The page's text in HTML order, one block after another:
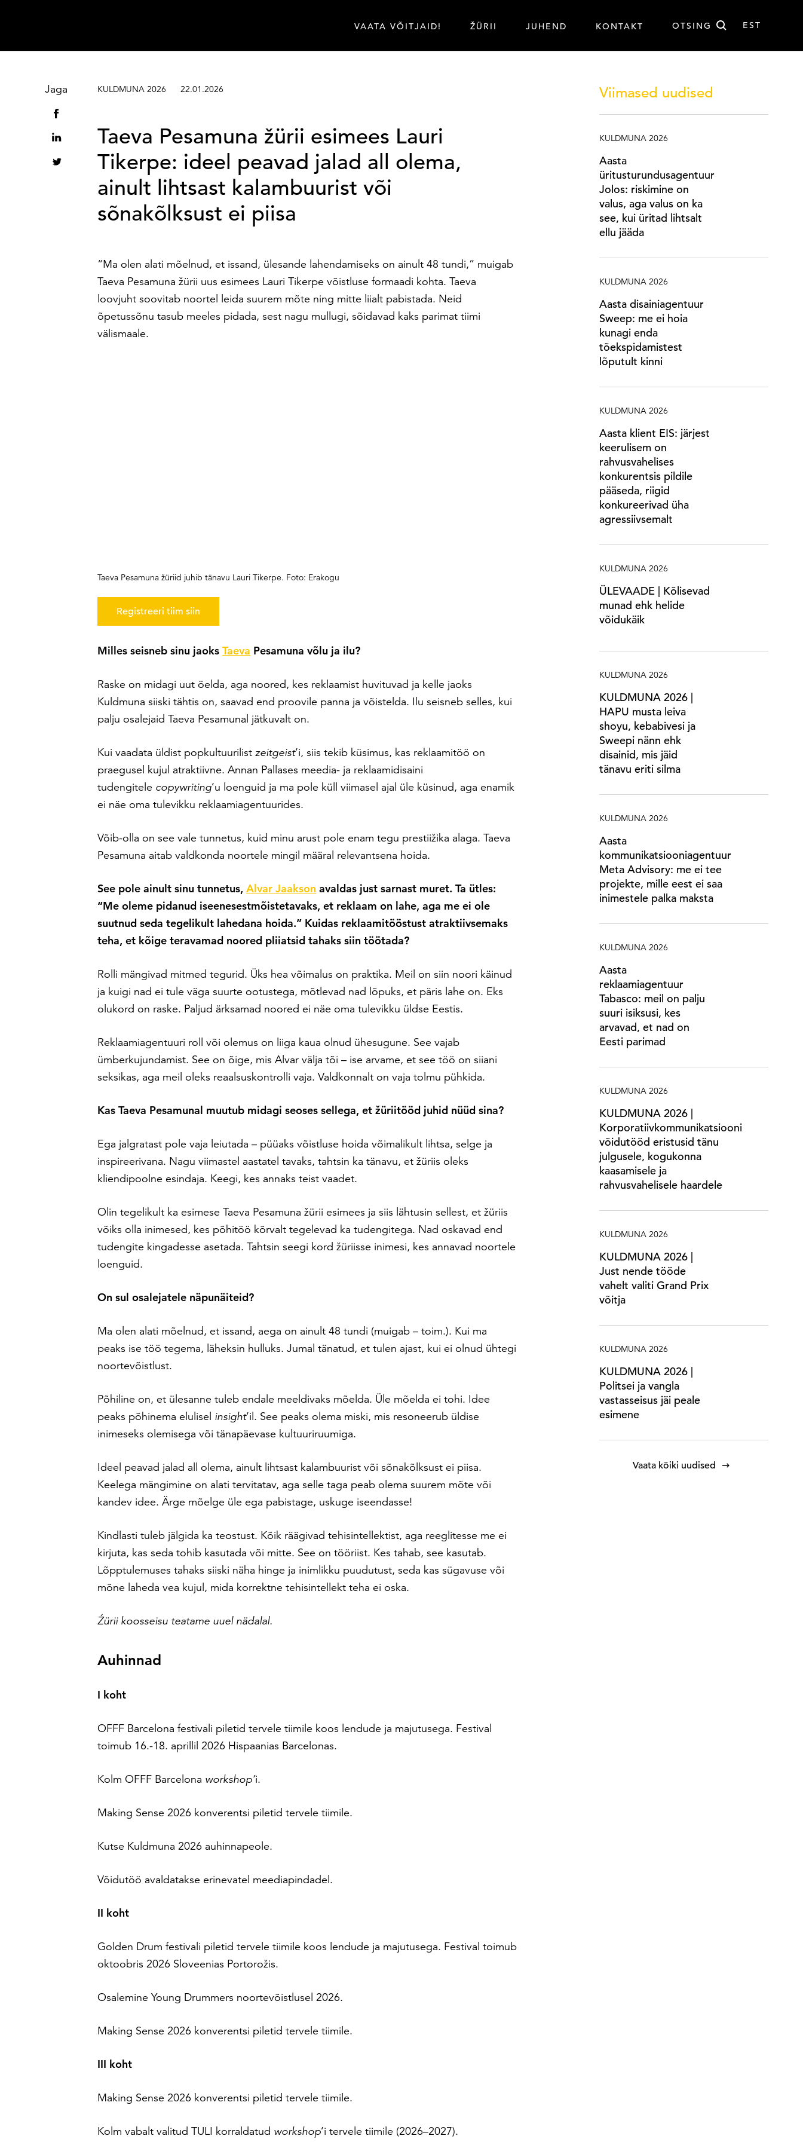
VAATA VÕITJAID! ŽÜRII JUHEND KONTAKT OTSING EST
Otsi
KULDMUNA 2026 22.01.2026
Taeva Pesamuna žürii esimees Lauri
Tikerpe: ideel peavad jalad all olema,
ainult lihtsast kalambuurist või
sõnakõlksust ei piisa
“Ma olen alati mõelnud, et issand, ülesande lahendamiseks on ainult 48 tundi,” muigab
Taeva Pesamuna žürii uus esimees Lauri Tikerpe võistluse formaadi kohta. Taeva
loovjuht soovitab noortel leida suurem mõte ning mitte liialt pabistada. Neid
õpetussõnu tasub meeles pidada, sest nagu mullugi, sõidavad kaks parimat tiimi
välismaale.
Taeva Pesamuna žüriid juhib tänavu Lauri Tikerpe. Foto: Erakogu
Registreeri tiim siin
Milles seisneb sinu jaoks Taeva Pesamuna võlu ja ilu?
Raske on midagi uut öelda, aga noored, kes reklaamist huvituvad ja kelle jaoks
Kuldmuna siiski tähtis on, saavad end proovile panna ja võistelda. Ilu seisneb selles, kui
palju osalejaid Taeva Pesamunal jätkuvalt on.
Kui vaadata üldist popkultuurilist zeitgeist’i, siis tekib küsimus, kas reklaamitöö on
praegusel kujul atraktiivne. Annan Pallases meedia- ja reklaamidisaini
tudengitele copywriting’u loenguid ja ma pole küll viimasel ajal üle küsinud, aga enamik
ei näe oma tulevikku reklaamiagentuurides.
Võib-olla on see vale tunnetus, kuid minu arust pole enam tegu prestiižika alaga. Taeva
Pesamuna aitab valdkonda noortele mingil määral relevantsena hoida.
See pole ainult sinu tunnetus, Alvar Jaaksonavaldas just sarnast muret. Ta ütles:
“Me oleme pidanud iseenesestmõistetavaks, et reklaam on lahe, aga me ei ole
suutnud seda tegelikult lahedana hoida.” Kuidas reklaamitööstust atraktiivsemaks
teha, et kõige teravamad noored pliiatsid tahaks siin töötada?
Rolli mängivad mitmed tegurid. Üks hea võimalus on praktika. Meil on siin noori käinud
ja kuigi nad ei tule väga suurte ootustega, mõtlevad nad lõpuks, et päris lahe on. Eks
olukord on raske. Paljud ärksamad noored ei näe oma tulevikku üldse Eestis.
Reklaamiagentuuri roll või olemus on liiga kaua olnud ühesugune. See vajab
ümberkujundamist. See on õige, mis Alvar välja tõi – ise arvame, et see töö on siiani
seksikas, aga meil oleks reaalsuskontrolli vaja. Valdkonnalt on vaja tolmu pühkida.
Kas Taeva Pesamunal muutub midagi seoses sellega, et žüriitööd juhid nüüd sina?
Ega jalgratast pole vaja leiutada – püüaks võistluse hoida võimalikult lihtsa, selge ja
inspireerivana. Nagu viimastel aastatel tavaks, tahtsin ka tänavu, et žüriis oleks
kliendipoolne esindaja. Keegi, kes annaks teist vaadet.
Olin tegelikult ka esimese Taeva Pesamuna žürii esimees ja siis lähtusin sellest, et žüriis
võiks olla inimesed, kes põhitöö kõrvalt tegelevad ka tudengitega. Nad oskavad end
tudengite kingadesse asetada. Tahtsin seegi kord žüriisse inimesi, kes annavad noortele
loenguid.
On sul osalejatele näpunäiteid?
Ma olen alati mõelnud, et issand, aega on ainult 48 tundi (muigab – toim.). Kui ma
peaks ise töö tegema, läheksin hulluks. Jumal tänatud, et tulen ajast, kui ei olnud ühtegi
noortevõistlust.
Põhiline on, et ülesanne tuleb endale meeldivaks mõelda. Üle mõelda ei tohi. Idee
peaks põhinema elulisel insight’il. See peaks olema miski, mis resoneerub üldise
inimeseks olemisega või tänapäevase kultuuriruumiga.
Ideel peavad jalad all olema, ainult lihtsast kalambuurist või sõnakõlksust ei piisa.
Keelega mängimine on alati tervitatav, aga selle taga peab olema suurem mõte või
kandev idee. Ärge mõelge üle ega pabistage, uskuge iseendasse!
Kindlasti tuleb jälgida ka teostust. Kõik räägivad tehisintellektist, aga reeglitesse me ei
kirjuta, kas seda tohib kasutada või mitte. See on tööriist. Kes tahab, see kasutab.
Lõpptulemuses tahaks siiski näha hinge ja inimlikku puudutust, seda kas sügavuse või
mõne laheda vea kujul, mida korrektne tehisintellekt teha ei oska.
Źürii koosseisu teatame uuel nädalal.
Auhinnad
I koht
OFFF Barcelona festivali piletid tervele tiimile koos lendude ja majutusega. Festival
toimub 16.-18. aprillil 2026 Hispaanias Barcelonas.
Kolm OFFF Barcelona workshop’i.
Making Sense 2026 konverentsi piletid tervele tiimile.
Kutse Kuldmuna 2026 auhinnapeole.
Võidutöö avaldatakse erinevatel meediapindadel.
II koht
Golden Drum festivali piletid tervele tiimile koos lendude ja majutusega. Festival toimub
oktoobris 2026 Sloveenias Portorožis.
Osalemine Young Drummers noortevõistlusel 2026.
Making Sense 2026 konverentsi piletid tervele tiimile.
III koht
Making Sense 2026 konverentsi piletid tervele tiimile.
Kolm vabalt valitud TULI korraldatud workshop’i tervele tiimile (2026–2027).
Jaga Viimased uudised
KULDMUNA 2026
Aasta
üritusturundusagentuur
Jolos: riskimine on
valus, aga valus on ka
see, kui üritad lihtsalt
ellu jääda
KULDMUNA 2026
Aasta disainiagentuur
Sweep: me ei hoia
kunagi enda
tõekspidamistest
lõputult kinni
KULDMUNA 2026
Aasta klient EIS: järjest
keerulisem on
rahvusvahelises
konkurentsis pildile
pääseda, riigid
konkureerivad üha
agressiivsemalt
KULDMUNA 2026
ÜLEVAADE | Kõlisevad
munad ehk helide
võidukäik
KULDMUNA 2026
KULDMUNA 2026 |
HAPU musta leiva
shoyu, kebabivesi ja
Sweepi nänn ehk
disainid, mis jäid
tänavu eriti silma
KULDMUNA 2026
Aasta
kommunikatsiooniagentuur
Meta Advisory: me ei tee
projekte, mille eest ei saa
inimestele palka maksta
KULDMUNA 2026
Aasta
reklaamiagentuur
Tabasco: meil on palju
suuri isiksusi, kes
arvavad, et nad on
Eesti parimad
KULDMUNA 2026
KULDMUNA 2026 |
Korporatiivkommunikatsiooni
võidutööd eristusid tänu
julgusele, kogukonna
kaasamisele ja
rahvusvahelisele haardele
KULDMUNA 2026
KULDMUNA 2026 |
Just nende tööde
vahelt valiti Grand Prix
võitja
KULDMUNA 2026
KULDMUNA 2026 |
Politsei ja vangla
vastasseisus jäi peale
esimene
Vaata kõiki uudised